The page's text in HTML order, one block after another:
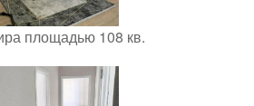
площадью 108 кв.